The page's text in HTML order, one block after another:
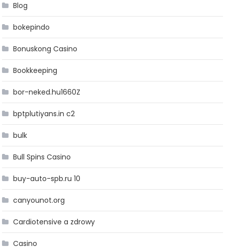
Blog
bokepindo
Bonuskong Casino
Bookkeeping
bor-neked.hu1660Z
bptplutiyans.in c2
bulk
Bull Spins Casino
buy-auto-spb.ru 10
canyounot.org
Cardiotensive a zdrowy
Casino